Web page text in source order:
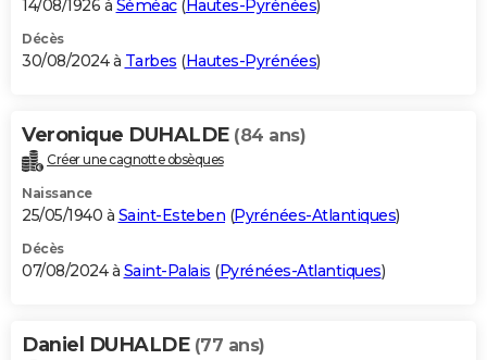
14/08/1926 à Séméac( Hautes-Pyrénées)
Décès
30/08/2024 à Tarbes (Hautes-Pyrénées)
Veronique DUHALDE (84 ans)
Créer une cagnotte obsèques
Naissance
25/05/1940 à Saint-Esteben (Pyrénées-Atlantiques)
Décès
07/08/2024 à Saint-Palais (Pyrénées-Atlantiques)
Daniel DUHALDE (77 ans)